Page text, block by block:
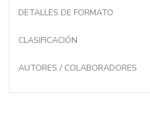
DETALLES DE FORMATO
CLASIFICACIÓN
AUTORES / COLABORADORES